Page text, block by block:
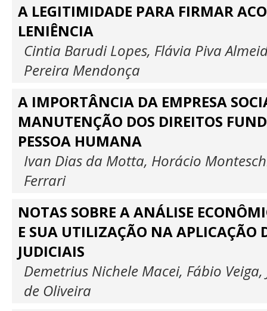
A LEGITIMIDADE PARA FIRMAR
LENIÊNCIA
Cintia Barudi Lopes, Flávia Piva
Pereira Mendonça
A IMPORTÂNCIA DA EMPRESA
MANUTENÇÃO DOS DIREITOS
PESSOA HUMANA
Ivan Dias da Motta, Horácio
Ferrari
NOTAS SOBRE A ANÁLISE
E SUA UTILIZAÇÃO NA APLICAÇÃO
JUDICIAIS
Demetrius Nichele Macei, Fábio
de Oliveira